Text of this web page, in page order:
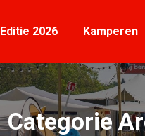
Editie 2026 Kamperen
Categorie